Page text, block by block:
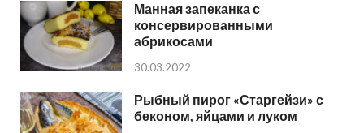
Манная запеканка с
консервированными
абрикосами
30.03.2022
Рыбный пирог «Старгейзи» с
беконом, яйцами и луком